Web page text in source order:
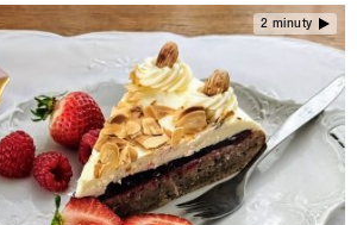
2 minuty